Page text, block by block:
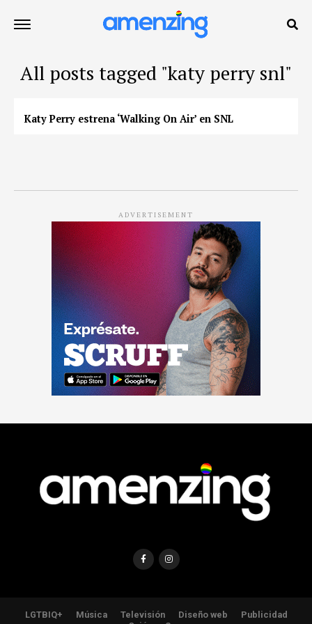
All posts tagged "katy perry snl"
Katy Perry estrena ‘Walking On Air’ en SNL
ADVERTISEMENT
LGTBIQ+ Música Televisión Diseño web
Publicidad